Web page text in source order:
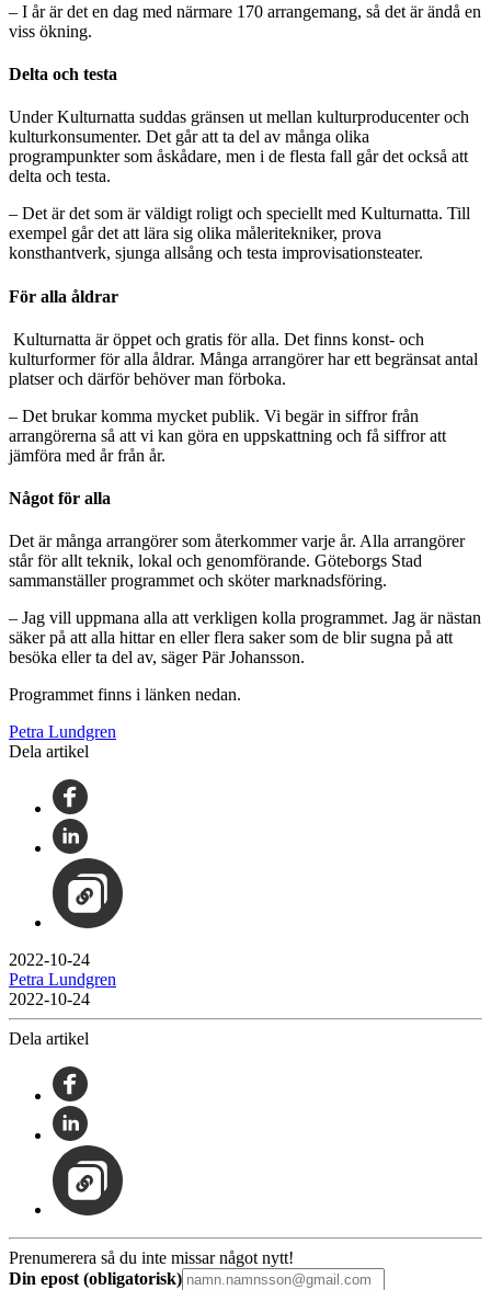
– I år är det en dag med närmare 170 arrangemang, så det är ändå en
viss ökning.
Delta och testa
Under Kulturnatta suddas gränsen ut mellan kulturproducenter och
kulturkonsumenter. Det går att ta del av många olika
programpunkter som åskådare, men i de flesta fall går det också att
delta och testa.
– Det är det som är väldigt roligt och speciellt med Kulturnatta. Till
exempel går det att lära sig olika måleritekniker, prova
konsthantverk, sjunga allsång och testa improvisationsteater.
För alla åldrar
Kulturnatta är öppet och gratis för alla. Det finns konst- och
kulturformer för alla åldrar. Många arrangörer har ett begränsat antal
platser och därför behöver man förboka.
– Det brukar komma mycket publik. Vi begär in siffror från
arrangörerna så att vi kan göra en uppskattning och få siffror att
jämföra med år från år.
Något för alla
Det är många arrangörer som återkommer varje år. Alla arrangörer
står för allt teknik, lokal och genomförande. Göteborgs Stad
sammanställer programmet och sköter marknadsföring.
– Jag vill uppmana alla att verkligen kolla programmet. Jag är nästan
säker på att alla hittar en eller flera saker som de blir sugna på att
besöka eller ta del av, säger Pär Johansson.
Programmet finns i länken nedan.
Petra Lundgren
Dela artikel
2022-10-24
Petra Lundgren
2022-10-24
Dela artikel
Prenumerera så du inte missar något nytt!
Din epost (obligatorisk)